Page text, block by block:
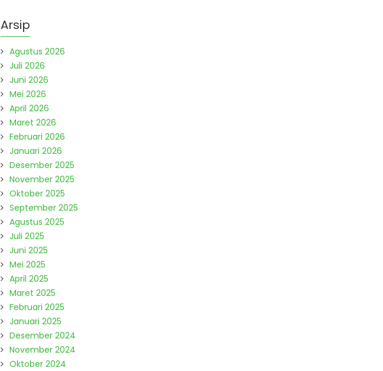
Arsip
Agustus 2026
Juli 2026
Juni 2026
Mei 2026
April 2026
Maret 2026
Februari 2026
Januari 2026
Desember 2025
November 2025
Oktober 2025
September 2025
Agustus 2025
Juli 2025
Juni 2025
Mei 2025
April 2025
Maret 2025
Februari 2025
Januari 2025
Desember 2024
November 2024
Oktober 2024